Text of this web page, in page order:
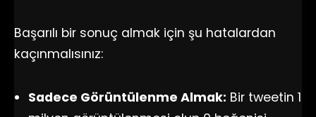
Başarılı bir sonuç almak için şu hatalardan
kaçınmalısınız:
Sadece Görüntülenme Almak: Bir tweetin 1